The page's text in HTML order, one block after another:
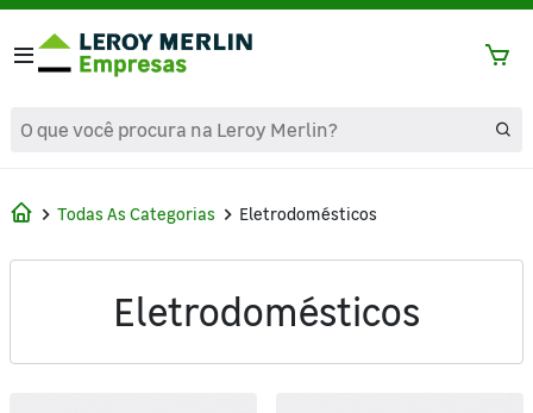
text.skipToContent
text.skipToNavigation
Todas As Categorias Eletrodomésticos
Eletrodomésticos